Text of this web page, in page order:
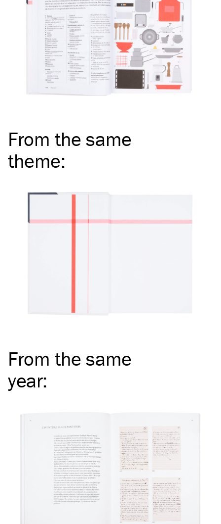
From the same
theme:
From the same
year: